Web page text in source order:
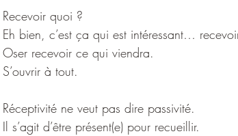
Recevoir quoi ?
Eh bien, c’est ça qui est intéressant…
Oser recevoir ce qui viendra.
S’ouvrir à tout.
Réceptivité ne veut pas dire passivité.
Il s’agit d’être présent(e) pour recueillir.